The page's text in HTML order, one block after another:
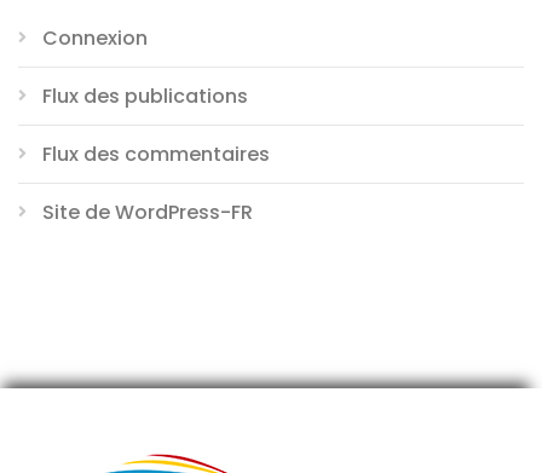
Connexion
Flux des publications
Flux des commentaires
Site de WordPress-FR